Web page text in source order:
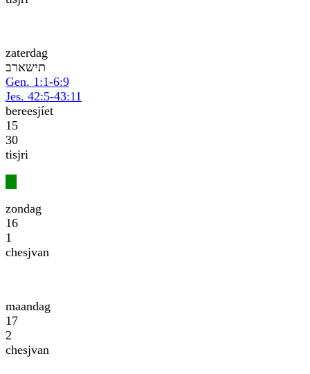
zaterdag
בראשית
Gen. 1:1-6:9
Jes. 42:5-43:11
bereesjíet
15
30
tisjri
zondag
16
1
chesjvan
maandag
17
2
chesjvan